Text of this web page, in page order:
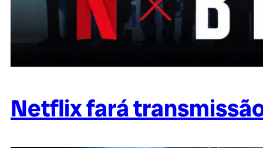
Netflix fará